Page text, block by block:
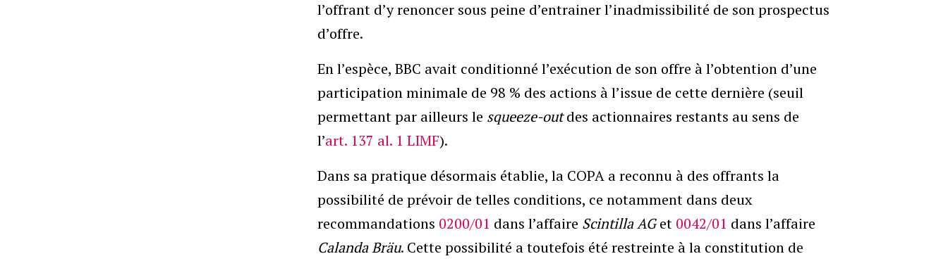
l’offrant d’y renoncer sous peine d’entrainer l’inadmissibilité de son prospectus
d’offre.
En l’espèce, BBC avait conditionné l’exécution de son offre à l’obtention d’une
participation minimale de 98 % des actions à l’issue de cette dernière (seuil
permettant par ailleurs le squeeze-outdes actionnaires restants au sens de
l’art. 137 al. 1 LIMF).
Dans sa pratique désormais établie, la COPA a reconnu à des offrants la
possibilité de prévoir de telles conditions, ce notamment dans deux
recommandations 0200/01 dans l’affaire Scintilla AGet 0042/01 dans l’affaire
Calanda Bräu. Cette possibilité a toutefois été restreinte à la constitution de